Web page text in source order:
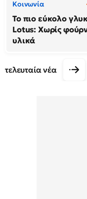
Κοινωνία
Το πιο εύκολο
Lotus: Χωρίς
υλικά
τελευταία νέα